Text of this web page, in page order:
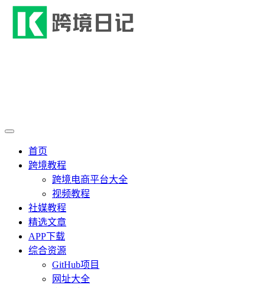
首页
跨境教程
跨境电商平台大全
视频教程
社媒教程
精选文章
APP下载
综合资源
GitHub项目
网址大全